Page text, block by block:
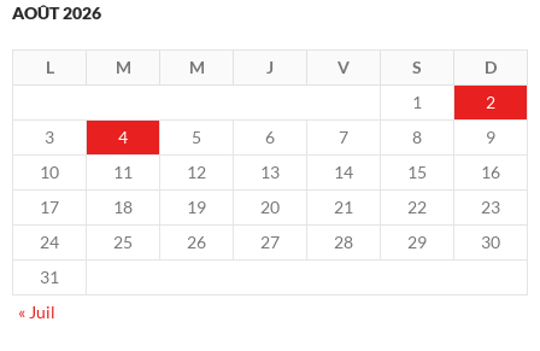
AOÛT 2026
L M M J V S
D
1
2
3
4 5 6 7 8
9
10
11 12 13 14 15
16
17
18 19 20 21 22
23
24
25 26 27 28 29
30
31
« Juil